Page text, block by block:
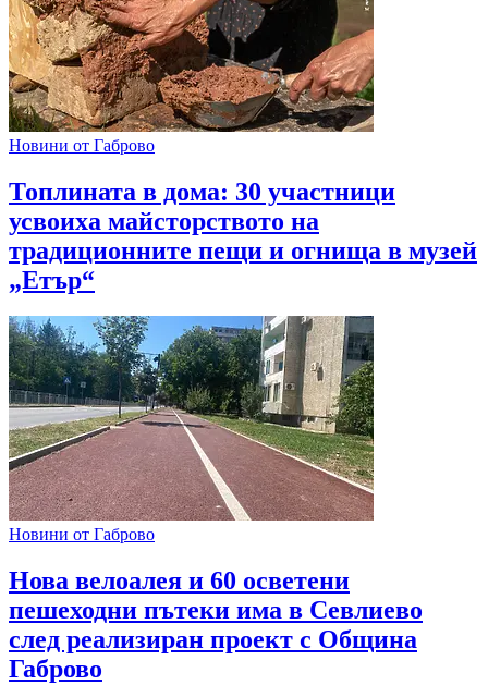
Новини от Габрово
Топлината в дома: 30 участници
усвоиха майсторството на
традиционните пещи и огнища в музей
„Етър“
Новини от Габрово
Нова велоалея и 60 осветени
пешеходни пътеки има в Севлиево
след реализиран проект с Община
Габрово